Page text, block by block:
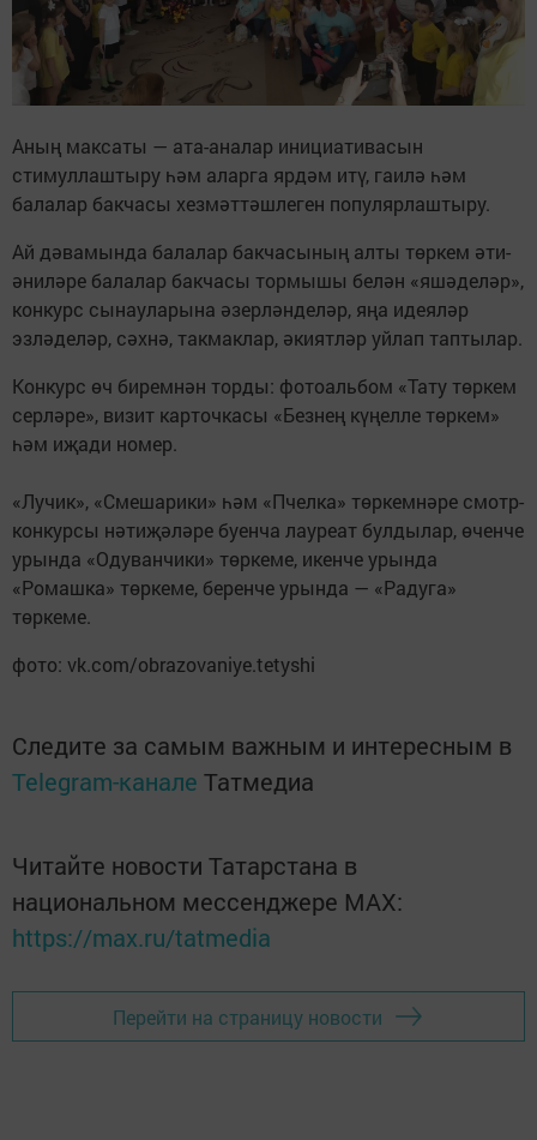
Аның максаты — ата-аналар инициативасын
стимуллаштыру һәм аларга ярдәм итү, гаилә һәм
балалар бакчасы хезмәттәшлеген популярлаштыру.
Ай дәвамында балалар бакчасының алты төркем әти-
әниләре балалар бакчасы тормышы белән «яшәделәр»,
конкурс сынауларына әзерләнделәр, яңа идеяләр
эзләделәр, сәхнә, такмаклар, әкиятләр уйлап таптылар.
Конкурс өч биремнән торды: фотоальбом «Тату төркем
серләре», визит карточкасы «Безнең күңелле төркем»
һәм иҗади номер.
«Лучик», «Смешарики» һәм «Пчелка» төркемнәре смотр-
конкурсы нәтиҗәләре буенча лауреат булдылар, өченче
урында «Одуванчики» төркеме, икенче урында
«Ромашка» төркеме, беренче урында — «Радуга»
төркеме.
фото: vk.com/obrazovaniye.tetyshi
Следите за самым важным и интересным в
Telegram-канале Татмедиа
Читайте новости Татарстана в
национальном мессенджере MАХ:
https://max.ru/tatmedia
Перейти на страницу новости